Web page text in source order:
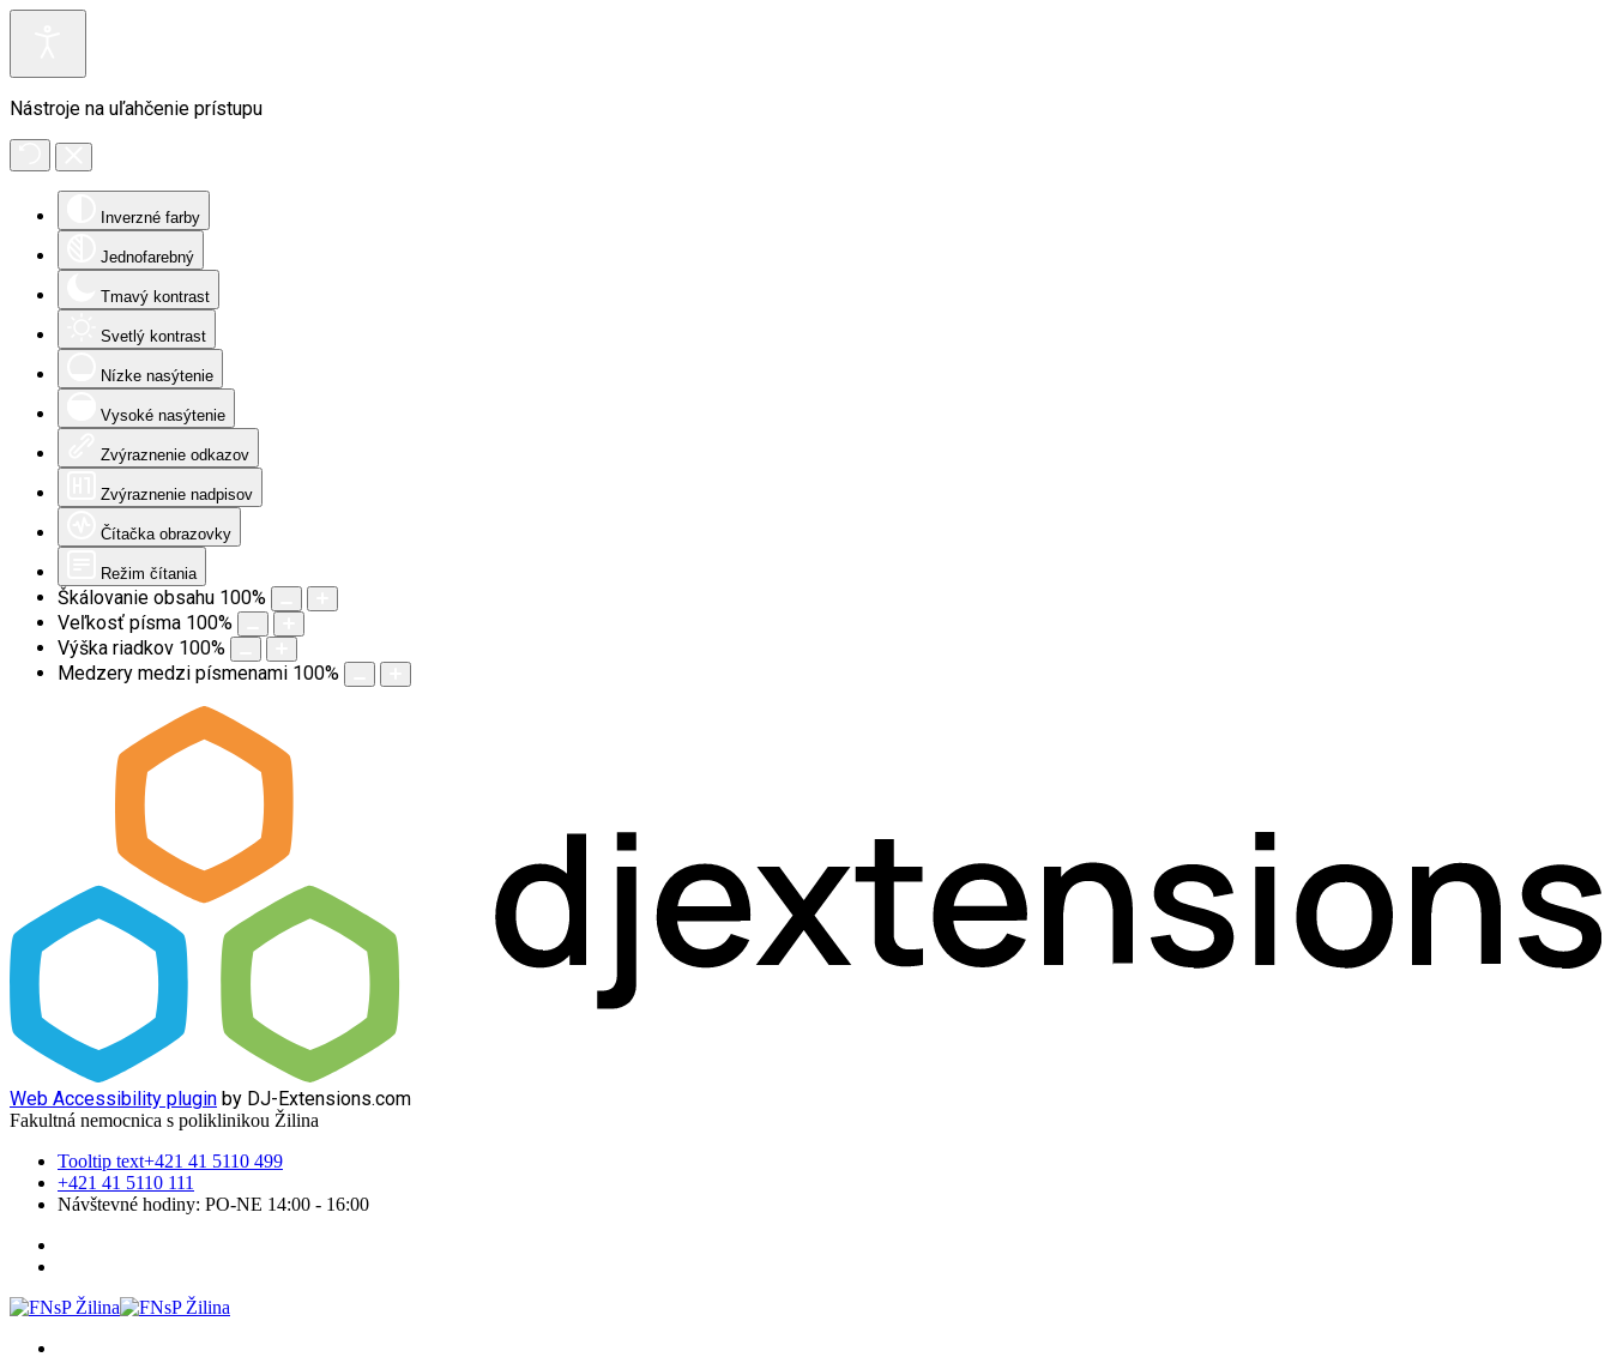
Nástroje na uľahčenie prístupu
Inverzné farby
Jednofarebný
Tmavý kontrast
Svetlý kontrast
Nízke nasýtenie
Vysoké nasýtenie
Zvýraznenie odkazov
Zvýraznenie nadpisov
Čítačka obrazovky
Režim čítania
Škálovanie obsahu 100%
Veľkosť písma 100%
Výška riadkov 100%
Medzery medzi písmenami 100%
Web Accessibility plugin by DJ-Extensions.com
Fakultná nemocnica s poliklinikou Žilina
Tooltip text+421 41 5110 499
+421 41 5110 111
Návštevné hodiny: PO-NE 14:00 - 16:00